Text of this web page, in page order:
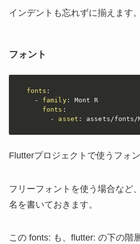
インデントも忘れずに揃えます。
フォント
fonts :
-
family:
Mont R
fonts :
-
asset : assets/fonts/
Flutterプロジェクトで使うフォ
フリーフォントを使う場合など
名を書いておきます。
この fonts: も、flutter: の下の階